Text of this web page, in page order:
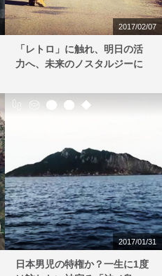
2017/02/07
「レトロ」に触れ、明日の活
力へ、未来のノスタルジーに
2017/01/31
日本男児の特権か？一生に1度